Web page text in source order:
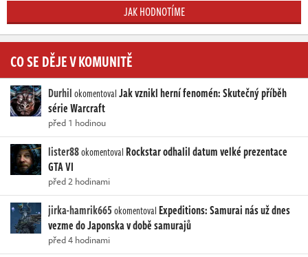
JAK HODNOTÍME
CO SE DĚJE V KOMUNITĚ
DurhilokomentovalJak vznikl herní fenomén: Skutečný příběh
série Warcraft
před 1 hodinou
lister88okomentoval Rockstar odhalil datum velké prezentace
GTA VI
před 2 hodinami
jirka-hamrik665okomentoval Expeditions: Samurai nás už dnes
vezme do Japonska v době samurajů
před 4 hodinami